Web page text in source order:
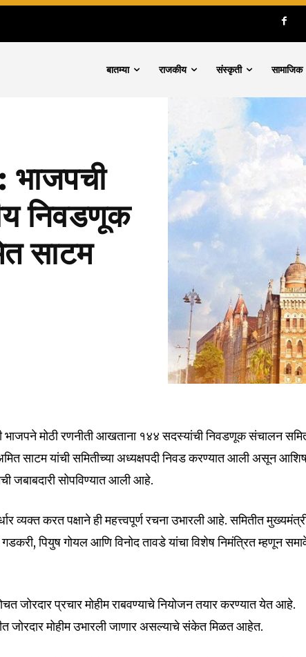
of
be part
address on our website or click
we respect your privacy and
is safe with us.
I've read and
बातम्या राजकीय संस्कृती सामाजिक
भाजपची
निवडणूक
साटम
भाजपने मोठी रणनीती आखताना १४४ सदस्यांची निवडणूक संचालन
साटम यांची समितीच्या अध्यक्षपदी निवड करण्यात आली असून
जबाबदारी सोपविण्यात आली आहे.
व्यक्त करत पक्षाने ही महत्त्वपूर्ण रचना उभारली आहे. समितीत
पियुष गोयल आणि विनोद तावडे यांचा विशेष निमंत्रित म्हणून
जोरदार प्रचार मोहीम राबवण्याचे नियोजन तयार करण्यात येत आहे.
जोरदार मोहीम उभारली जाणार असल्याचे संकेत मिळत आहेत.